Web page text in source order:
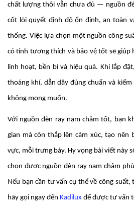
chất lượng thôi vẫn chưa đủ — nguồn
cốt lõi quyết định độ ổn định, an toàn
thống. Việc lựa chọn một nguồn công
có tính tương thích và bảo vệ tốt sẽ giúp
linh hoạt, bền bỉ và hiệu quả. Khi lắp
thoáng khí, dẫn dây đúng chuẩn và
không mong muốn.
Với nguồn đèn ray nam châm tốt, bạn
gian mà còn thắp lên cảm xúc, tạo nên
vực, mỗi trưng bày. Hy vọng bài viết này
chọn được nguồn đèn ray nam châm
Nếu bạn cần tư vấn cụ thể về công
hãy gọi ngay đến Kadilux để được tư vấn